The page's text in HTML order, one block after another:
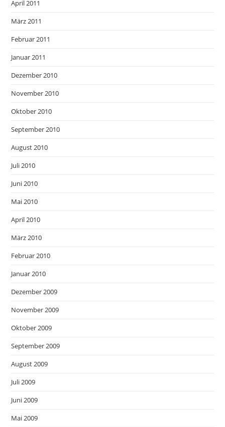
April 2011
März 2011
Februar 2011
Januar 2011
Dezember 2010
November 2010
Oktober 2010
September 2010
August 2010
Juli 2010
Juni 2010
Mai 2010
April 2010
März 2010
Februar 2010
Januar 2010
Dezember 2009
November 2009
Oktober 2009
September 2009
August 2009
Juli 2009
Juni 2009
Mai 2009